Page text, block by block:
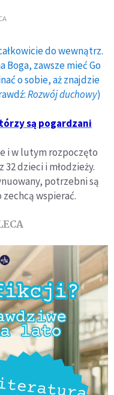
do wewnątrz.
Boga, zawsze mieć Go
o sobie, aż znajdzie
Rozwój duchowy)
są pogardzani
i w lutym rozpoczęto
32 dzieci i młodzieży.
potrzebni są
wspierać.